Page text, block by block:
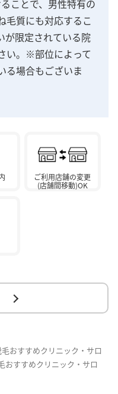
ことで、男性特有の
毛質にも対応するこ
が限定されている院
い。※部位によって
る場合もございま
ご利用店舗の変更
(店舗間移動)OK
おすすめクリニック・サロ
おすすめクリニック・サロ